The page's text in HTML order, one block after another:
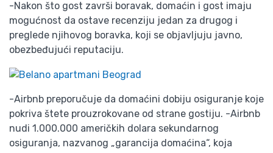
-Nakon što gost završi boravak, domaćin i gost imaju
mogućnost da ostave recenziju jedan za drugog i
preglede njihovog boravka, koji se objavljuju javno,
obezbeđujući reputaciju.
-Airbnb preporučuje da domaćini dobiju osiguranje koje
pokriva štete prouzrokovane od strane gostiju. -Airbnb
nudi 1.000.000 američkih dolara sekundarnog
osiguranja, nazvanog „garancija domaćina“, koja